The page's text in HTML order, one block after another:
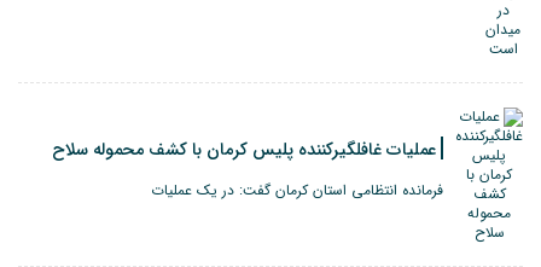
عملیات غافلگیرکننده پلیس کرمان با کشف محموله سلاح
فرمانده انتظامی استان کرمان گفت: در یک عملیات